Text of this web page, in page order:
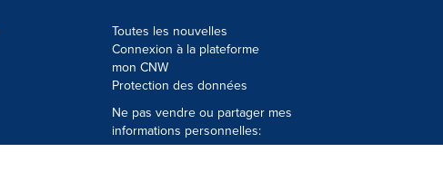
Toutes les nouvelles
Connexion à la plateforme
mon CNW
Protection des données
Ne pas vendre ou partager mes
informations personnelles: